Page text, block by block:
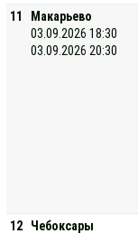
11
Макарьево
03.09.2026 18:30
03.09.2026 20:30
12
Чебоксары